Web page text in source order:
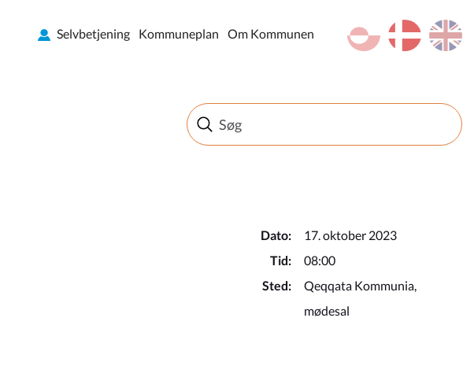
en
da
kl-GL
Selvbetjening Kommuneplan Om Kommunen
Dato:
17. oktober 2023
Tid:
08:00
Sted:
Qeqqata Kommunia,
mødesal